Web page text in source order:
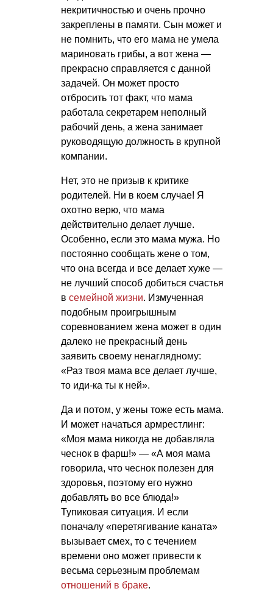
некритичностью и очень прочно
закреплены в памяти. Сын может и
не помнить, что его мама не умела
мариновать грибы, а вот жена —
прекрасно справляется с данной
задачей. Он может просто
отбросить тот факт, что мама
работала секретарем неполный
рабочий день, а жена занимает
руководящую должность в крупной
компании.
Нет, это не призыв к критике
родителей. Ни в коем случае! Я
охотно верю, что мама
действительно делает лучше.
Особенно, если это мама мужа. Но
постоянно сообщать жене о том,
что она всегда и все делает хуже —
не лучший способ добиться счастья
в семейной жизни. Измученная
подобным проигрышным
соревнованием жена может в один
далеко не прекрасный день
заявить своему ненаглядному:
«Раз твоя мама все делает лучше,
то иди-ка ты к ней».
Да и потом, у жены тоже есть мама.
И может начаться армрестлинг:
«Моя мама никогда не добавляла
чеснок в фарш!» — «А моя мама
говорила, что чеснок полезен для
здоровья, поэтому его нужно
добавлять во все блюда!»
Тупиковая ситуация. И если
поначалу «перетягивание каната»
вызывает смех, то с течением
времени оно может привести к
весьма серьезным проблемам
отношений в браке.